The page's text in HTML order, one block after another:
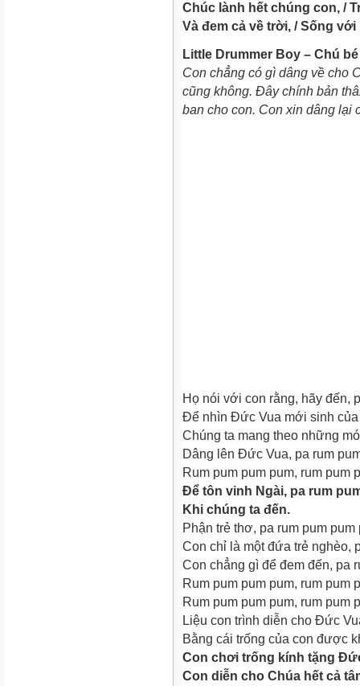
Chúc lành hết chúng con, /
Và đem cả về trời, / Sống với
Little Drummer Boy – Chú
Con chẳng có gì dâng về cho
cũng không. Đây chính bản
ban cho con. Con xin dâng lại
Họ nói với con rằng, hãy đến,
Để nhìn Đức Vua mới sinh của
Chúng ta mang theo những
Dâng lên Đức Vua, pa rum
Rum pum pum pum, rum pum
Để tôn vinh Ngài, pa rum
Khi chúng ta đến.
Phận trẻ thơ, pa rum pum pum
Con chỉ là một đứa trẻ nghèo,
Con chẳng gì để đem đến, pa
Rum pum pum pum, rum pum
Rum pum pum pum, rum pum
Liệu con trình diễn cho Đức
Bằng cái trống của con được
Con chơi trống kính tặng
Con diễn cho Chúa hết cả